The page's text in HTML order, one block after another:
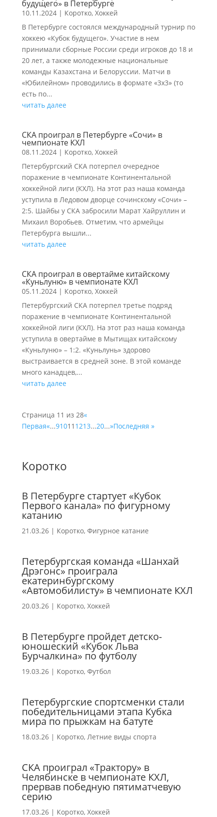
будущего» в Петербурге
10.11.2024| Коротко, Хоккей
В Петербурге состоялся международный турнир по
хоккею «Кубок будущего». Участие в нем
принимали сборные России среди игроков до 18 и
20 лет, а также молодежные национальные
команды Казахстана и Белоруссии. Матчи в
«Юбилейном» проводились в формате «3х3» (то
есть по...
читать далее
СКА проиграл в Петербурге «Сочи» в
чемпионате КХЛ
08.11.2024| Коротко, Хоккей
Петербургский СКА потерпел очередное
поражение в чемпионате Континентальной
хоккейной лиги (КХЛ). На этот раз наша команда
уступила в Ледовом дворце сочинскому «Сочи» –
2:5. Шайбы у СКА забросили Марат Хайруллин и
Михаил Воробьев. Отметим, что армейцы
Петербурга вышли...
читать далее
СКА проиграл в овертайме китайскому
«Куньлуню» в чемпионате КХЛ
05.11.2024| Коротко, Хоккей
Петербургский СКА потерпел третье подряд
поражение в чемпионате Континентальной
хоккейной лиги (КХЛ). На этот раз наша команда
уступила в овертайме в Мытищах китайскому
«Куньлуню» – 1:2. «Куньлунь» здорово
выстраивается в средней зоне. В этой команде
много канадцев,...
читать далее
Страница 11 из 28«
Первая«...91011 1213...20...»Последняя »
Коротко
В Петербурге стартует «Кубок
Первого канала» по фигурному
катанию
21.03.26| Коротко, Фигурное катание
Петербургская команда «Шанхай
Дрэгонс» проиграла
екатеринбургскому
«Автомобилисту» в чемпионате КХЛ
20.03.26| Коротко, Хоккей
В Петербурге пройдет детско-
юношеский «Кубок Льва
Бурчалкина» по футболу
19.03.26| Коротко, Футбол
Петербургские спортсменки стали
победительницами этапа Кубка
мира по прыжкам на батуте
18.03.26| Коротко, Летние виды спорта
СКА проиграл «Трактору» в
Челябинске в чемпионате КХЛ,
прервав победную пятиматчевую
серию
17.03.26| Коротко, Хоккей